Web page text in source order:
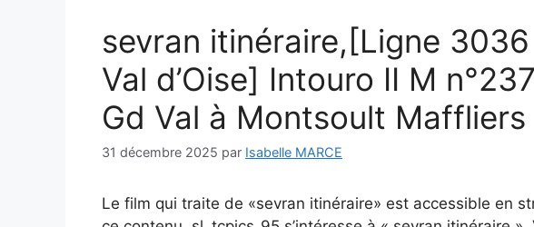
sevran itinéraire,[Ligne 3036
Val d’Oise] Intouro II M
Gd Val à Montsoult Maffliers
31 décembre 2025 par Isabelle MARCE
Le film qui traite de «sevran itinéraire» est accessible en